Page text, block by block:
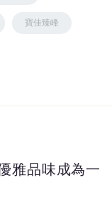
寶佳臻峰
雅品味成為一